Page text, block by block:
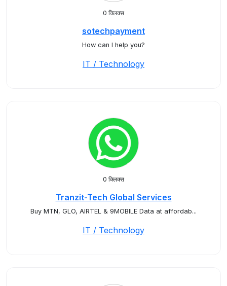
0 क्लिक्स
sotechpayment
How can I help you?
IT / Technology
0 क्लिक्स
Tranzit-Tech Global Services
Buy MTN, GLO, AIRTEL & 9MOBILE Data at affordab...
IT / Technology